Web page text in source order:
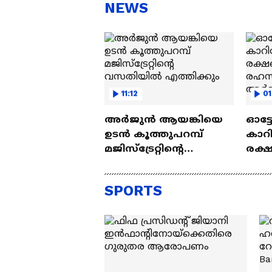
NEWS
11:12
അര്‍ജുൻ ആയങ്കിയെ
ഉടൻ കൂത്തുപറമ്പ്‌
മജിസ്ട്രേറ്റിന്റെ
എത്തിക്കും
SPORTS